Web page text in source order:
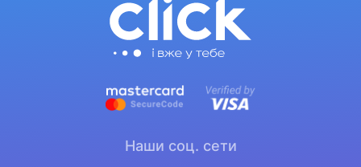
Наши соц. сети